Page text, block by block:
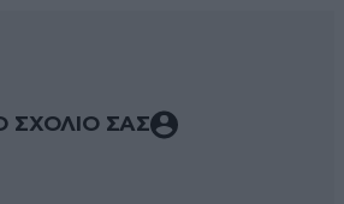
ΣΧΟΛΙΟ ΣΑΣ